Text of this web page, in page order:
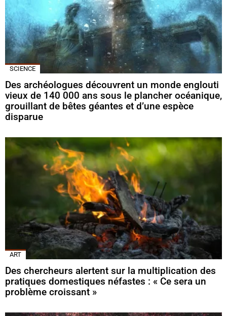
SCIENCE
Des archéologues découvrent un monde englouti
vieux de 140 000 ans sous le plancher océanique,
grouillant de bêtes géantes et d’une espèce
disparue
ART
Des chercheurs alertent sur la multiplication des
pratiques domestiques néfastes : « Ce sera un
problème croissant »